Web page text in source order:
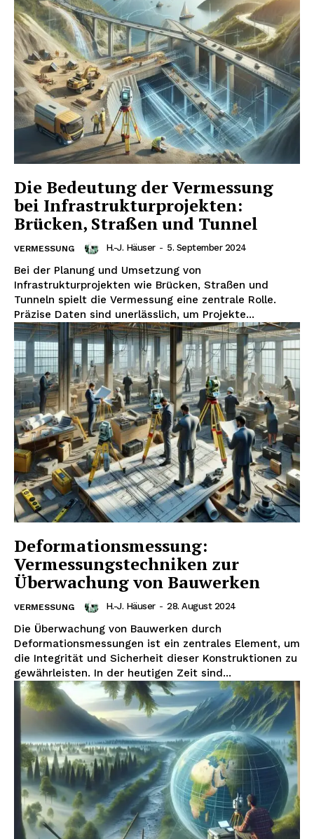
Erhalte unseren
kostenlosen Newsletter
NEWSLETTER ABONNIEREN
Inhalte
Die Bedeutung der Vermessung
bei Infrastrukturprojekten:
Brücken, Straßen und Tunnel
VERMESSUNG H.-J. Häuser - 5. September 2024
Bei der Planung und Umsetzung von
Infrastrukturprojekten wie Brücken, Straßen und
Tunneln spielt die Vermessung eine zentrale Rolle.
Präzise Daten sind unerlässlich, um Projekte...
Deformationsmessung:
Vermessungstechniken zur
Überwachung von Bauwerken
VERMESSUNG H.-J. Häuser - 28. August 2024
Die Überwachung von Bauwerken durch
Deformationsmessungen ist ein zentrales Element, um
die Integrität und Sicherheit dieser Konstruktionen zu
gewährleisten. In der heutigen Zeit sind...